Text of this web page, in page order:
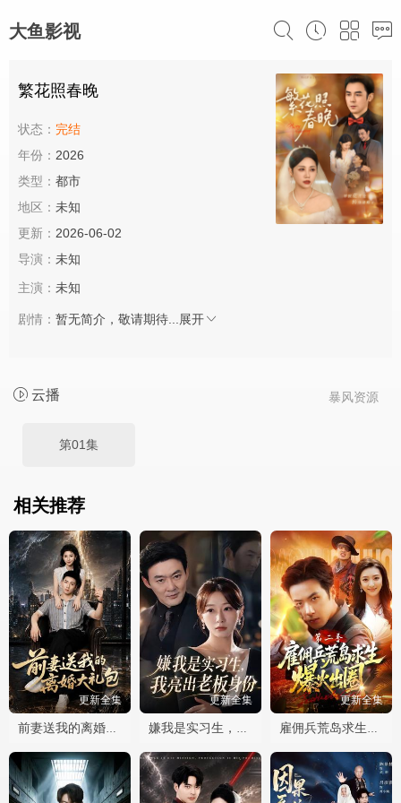
大鱼影视
繁花照春晚
状态： 完结
年份： 2026
类型： 都市
地区： 未知
更新： 2026-06-02
导演： 未知
主演： 未知
剧情： 暂无简介，敬请期待... 展开
暴风资源
云播
第01集
相关推荐
更新全集
前妻送我的离婚大礼包
更新全集
嫌我是实习生，我亮出老板身份
更新全集
雇佣兵荒岛求生爆火出圈第二季